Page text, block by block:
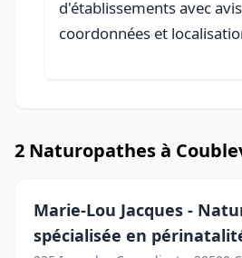
d'établissements avec
coordonnées et
2 Naturopathes à
Marie-Lou Jacques -
spécialisée en